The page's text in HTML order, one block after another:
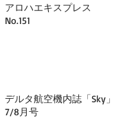
アロハエキスプレス
No.151
デルタ航空機内誌「Sky」
7/8月号